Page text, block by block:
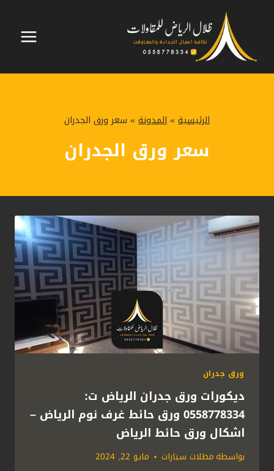
المحتوى
الرئيسية »المدونة » سعر ورق الجدران
سعر ورق الجدران
ورق جدران
ديكورات ورق جدران الرياض ت:
0558778334 ورق حائط غرف نوم الرياض –
اشكال ورق حائط الرياض
بواسطةمظلات سيارات مايو 22, 2024